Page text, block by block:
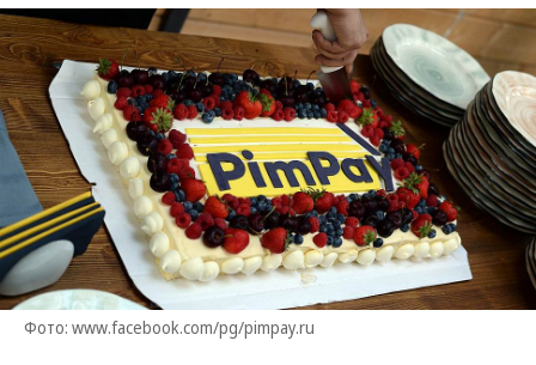
Фото: www.facebook.com/pg/pimpay.ru